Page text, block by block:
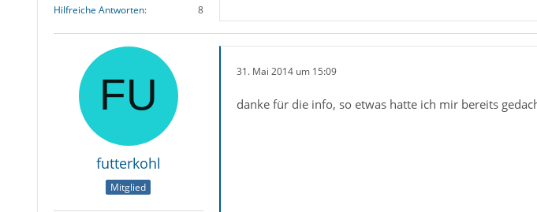
Hilfreiche Antworten
8
futterkohl
Mitglied
31. Mai 2014 um 15:09
danke für die info, so etwas hatte ich mir bereits